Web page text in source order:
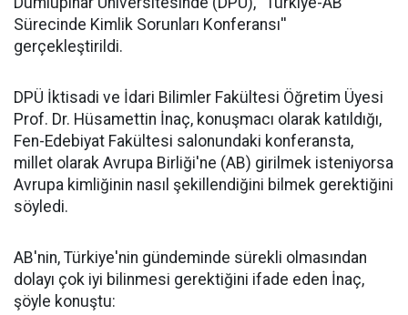
Sürecinde Kimlik Sorunları Konferansı''
gerçekleştirildi.
DPÜ İktisadi ve İdari Bilimler Fakültesi Öğretim Üyesi
Prof. Dr. Hüsamettin İnaç, konuşmacı olarak katıldığı,
Fen-Edebiyat Fakültesi salonundaki konferansta,
millet olarak Avrupa Birliği'ne (AB) girilmek isteniyorsa
Avrupa kimliğinin nasıl şekillendiğini bilmek gerektiğini
söyledi.
AB'nin, Türkiye'nin gündeminde sürekli olmasından
dolayı çok iyi bilinmesi gerektiğini ifade eden İnaç,
şöyle konuştu: